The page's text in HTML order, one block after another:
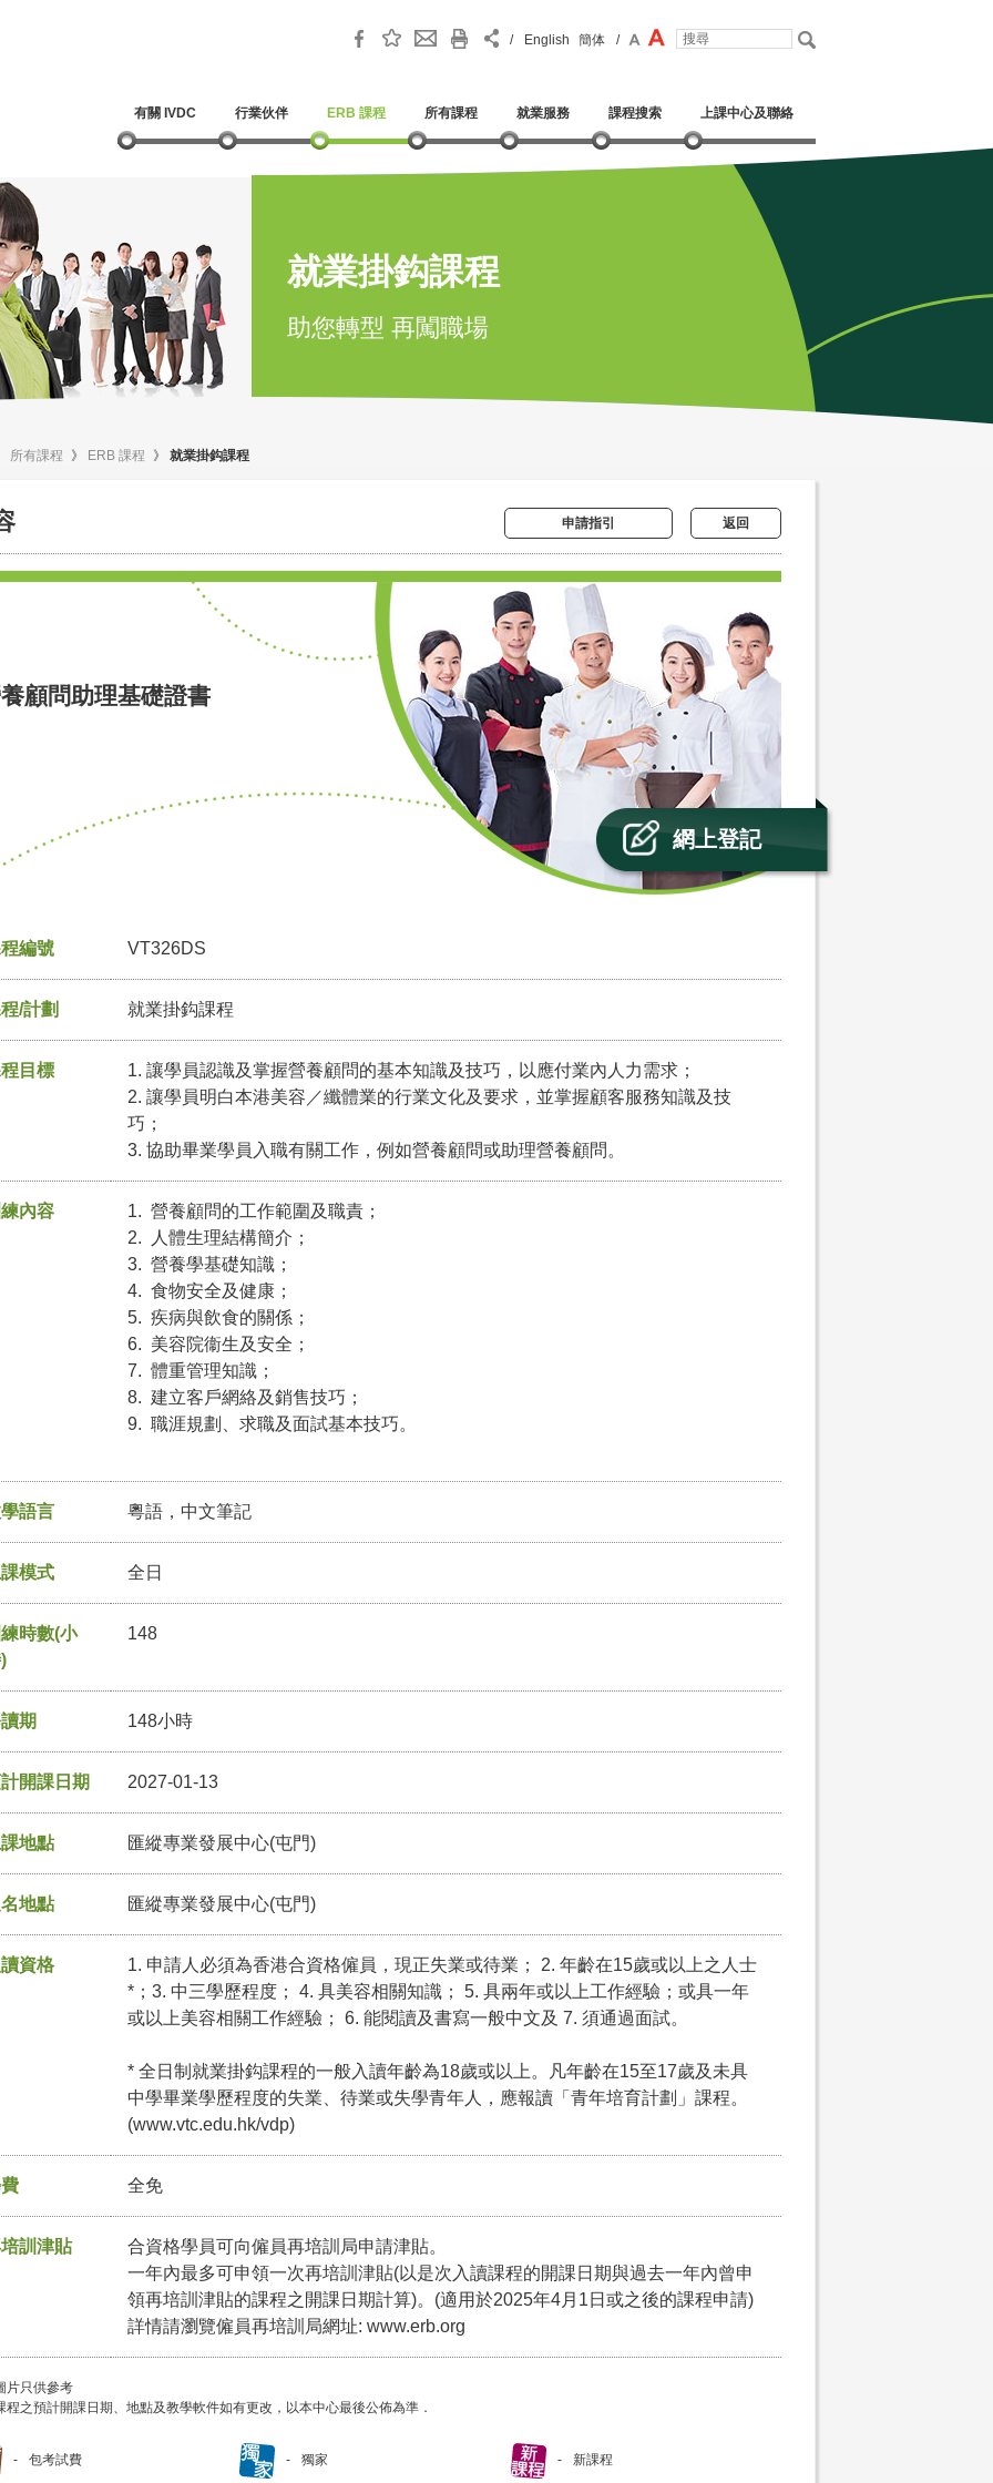
/ English 簡体 /
有關 IVDC 行業伙伴 ERB 課程 所有課程 就業服務 課程搜索 上課中心及聯絡
就業掛鈎課程
助您轉型 再闖職場
所有課程 》 ERB 課程 》 就業掛鈎課程
申請指引 返回
顧問助理基礎證書
網上登記
編號 VT326DS
/計劃 就業掛鈎課程
目標
1. 讓學員認識及掌握營養顧問的基本知識及技巧，以應付業內人力需求；
2. 讓學員明白本港美容／纖體業的行業文化及要求，並掌握顧客服務知識及技
巧；
3. 協助畢業學員入職有關工作，例如營養顧問或助理營養顧問。
內容
1. 營養顧問的工作範圍及職責；
2. 人體生理結構簡介；
3. 營養學基礎知識；
4. 食物安全及健康；
5. 疾病與飲食的關係；
6. 美容院衞生及安全；
7. 體重管理知識；
8. 建立客戶網絡及銷售技巧；
9. 職涯規劃、求職及面試基本技巧。
語言 粵語，中文筆記
模式 全日
時數(小
148
期 148小時
開課日期 2027-01-13
地點 匯縱專業發展中心(屯門)
地點 匯縱專業發展中心(屯門)
資格
1. 申請人必須為香港合資格僱員，現正失業或待業； 2. 年齡在15歲或以上之人士
*；3. 中三學歷程度； 4. 具美容相關知識； 5. 具兩年或以上工作經驗；或具一年
或以上美容相關工作經驗； 6. 能閱讀及書寫一般中文及 7. 須通過面試。
* 全日制就業掛鈎課程的一般入讀年齡為18歲或以上。凡年齡在15至17歲及未具
中學畢業學歷程度的失業、待業或失學青年人，應報讀「青年培育計劃」課程。
(www.vtc.edu.hk/vdp)
全免
訓津貼
合資格學員可向僱員再培訓局申請津貼。
一年內最多可申領一次再培訓津貼(以是次入讀課程的開課日期與過去一年內曾申
領再培訓津貼的課程之開課日期計算)。(適用於2025年4月1日或之後的課程申請)
詳情請瀏覽僱員再培訓局網址: www.erb.org
片只供參考
程之預計開課日期、地點及教學軟件如有更改，以本中心最後公佈為準．
包考試費 獨家 新課程